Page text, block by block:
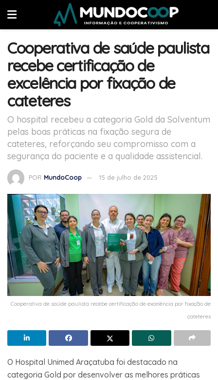
Cooperativa de saúde paulista
recebe certificação de
excelência por fixação de
cateteres
O hospital recebeu a categoria Gold da Solventum
pelas boas práticas na fixação segura de
cateteres, reforçando seu compromisso com a
segurança do paciente e a qualidade assistencial.
POR MundoCoop 15 de julho de 2025
Cooperativa de saúde paulista recebe certificação de excelência por fixação de
cateteres
O Hospital Unimed Araçatuba foi destacado na
categoria Gold por desenvolver as melhores práticas